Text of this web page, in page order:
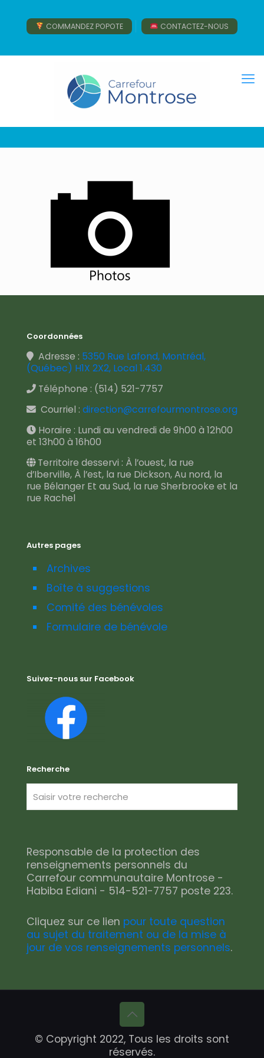
COMMANDEZ POPOTE CONTACTEZ-NOUS
Coordonnées
Adresse : 5350 Rue Lafond, Montréal,
(Québec) H1X 2X2, Local 1.430
Téléphone : (514) 521-7757
Courriel : direction@carrefourmontrose.org
Horaire : Lundi au vendredi de 9h00 à 12h00
et 13h00 à 16h00
Territoire desservi : À l’ouest, la rue
d’Iberville, À l’est, la rue Dickson, Au nord, la
rue Bélanger Et au Sud, la rue Sherbrooke et la
rue Rachel
Autres pages
Archives
Boîte à suggestions
Comité des bénévoles
Formulaire de bénévole
Suivez-nous sur Facebook
Recherche
Responsable de la protection des
renseignements personnels du
Carrefour communautaire Montrose -
Habiba Ediani - 514-521-7757 poste 223.
Cliquez sur ce lien pour toute question
au sujet du traitement ou de la mise à
jour de vos renseignements personnels.
© Copyright 2022, Tous les droits sont
réservés.